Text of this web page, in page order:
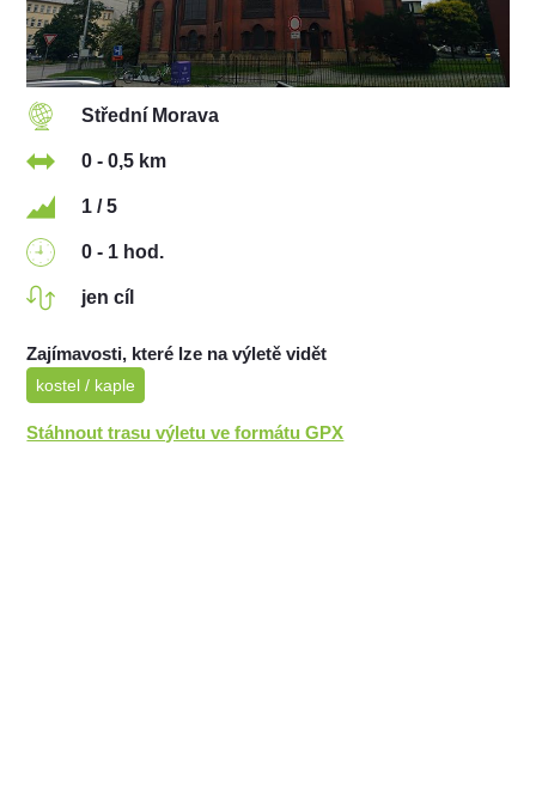
Střední Morava
0 - 0,5 km
1 / 5
0 - 1 hod.
jen cíl
Zajímavosti, které lze na výletě vidět
kostel / kaple
Stáhnout trasu výletu ve formátu GPX